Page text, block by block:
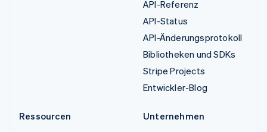
API-Referenz
API-Status
API-Änderungsprotokoll
Bibliotheken und SDKs
Stripe Projects
Entwickler-Blog
Ressourcen
Unternehmen